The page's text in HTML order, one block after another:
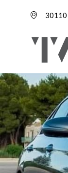
30110